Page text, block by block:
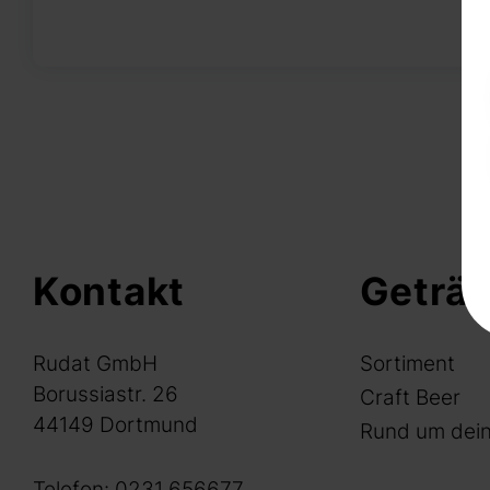
Kontakt
Rudat GmbH
Borussiastr. 26
44149 Dortmund
Sortiment
Craft Beer
Rund um